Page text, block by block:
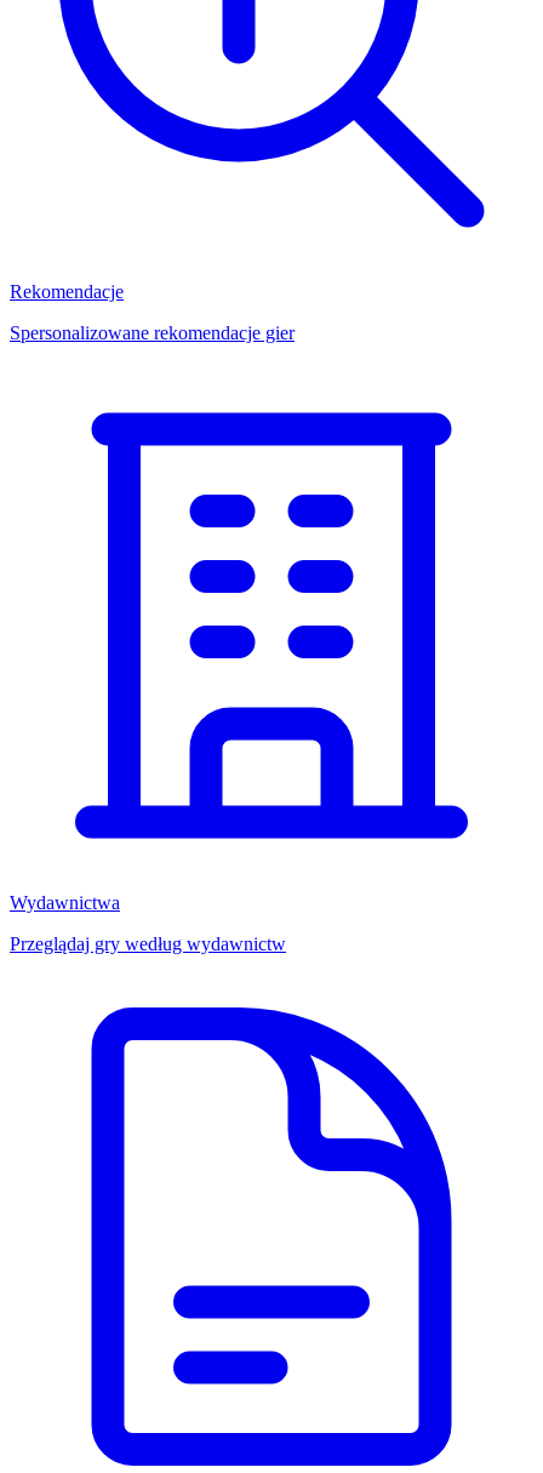
Rekomendacje
Spersonalizowane rekomendacje gier
Wydawnictwa
Przeglądaj gry według wydawnictw